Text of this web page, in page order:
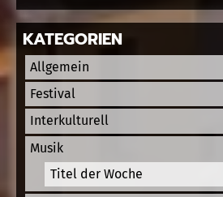
KATEGORIEN
Allgemein
Festival
Interkulturell
Musik
Titel der Woche